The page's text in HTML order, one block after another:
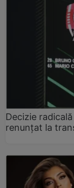
Decizie
renunțat la